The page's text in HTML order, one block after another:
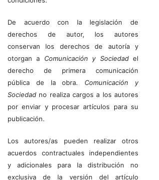
De acuerdo con la legislación de
derechos de autor, los autores
conservan los derechos de autoría y
otorgan a Comunicación y Sociedadel
derecho de primera comunicación
pública de la obra. Comunicación y
Sociedad no realiza cargos a los autores
por enviar y procesar artículos para su
publicación.
Los autores/as pueden realizar otros
acuerdos contractuales independientes
y adicionales para la distribución no
exclusiva de la versión del artículo